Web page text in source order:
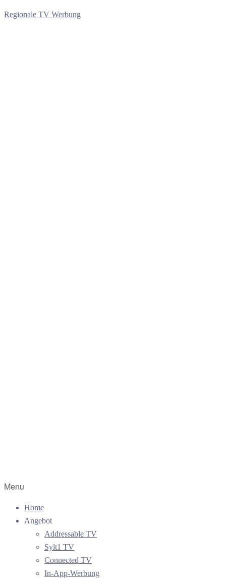
Regionale TV Werbung
Menu
Home
Angebot
Addressable TV
Sylt1 TV
Connected TV
In-App-Werbung